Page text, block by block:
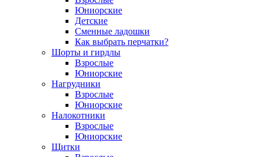
Юниорские
Детские
Сменные ладошки
Как выбрать перчатки?
Шорты и гирдлы
Взрослые
Юниорские
Нагрудники
Взрослые
Юниорские
Налокотники
Взрослые
Юниорские
Щитки